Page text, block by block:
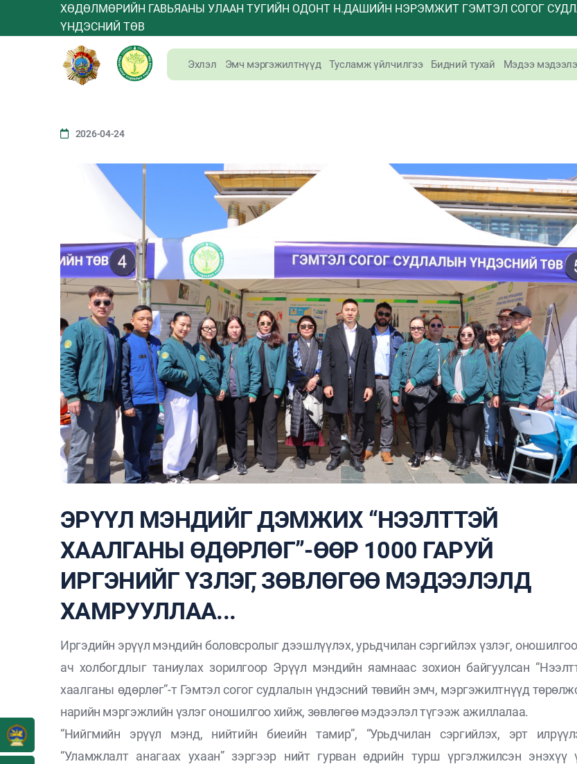
ХӨДӨЛМӨРИЙН ГАВЬЯАНЫ УЛААН ТУГИЙН ОДОНТ Н.ДАШИЙН НЭРЭМЖИТ ГЭМТЭЛ СОГОГ
ҮНДЭСНИЙ ТӨВ
Эхлэл Эмч мэргэжилтнүүд Тусламж үйлчилгээ Бидний тухай Мэдээ
2026-04-24
ЭРҮҮЛ МЭНДИЙГ ДЭМЖИХ “НЭЭЛТТЭЙ
ХААЛГАНЫ ӨДӨРЛӨГ”-ӨӨР 1000 ГАРУЙ
ИРГЭНИЙГ ҮЗЛЭГ, ЗӨВЛӨГӨӨ МЭДЭЭЛЭЛД
ХАМРУУЛЛАА...
Иргэдийн эрүүл мэндийн боловсролыг дээшлүүлэх, урьдчилан сэргийлэх үзлэг,
ач холбогдлыг таниулах зорилгоор Эрүүл мэндийн яамнаас зохион байгуулсан
хаалганы өдөрлөг”-т Гэмтэл согог судлалын үндэсний төвийн эмч, мэргэжилтнүүд
нарийн мэргэжлийн үзлэг оношилгоо хийж, зөвлөгөө мэдээлэл түгээж ажиллалаа.
“Нийгмийн эрүүл мэнд, нийтийн биеийн тамир”, “Урьдчилан сэргийлэх, эрт
“Уламжлалт анагаах ухаан” зэргээр нийт гурван өдрийн турш үргэлжилсэн энэхүү